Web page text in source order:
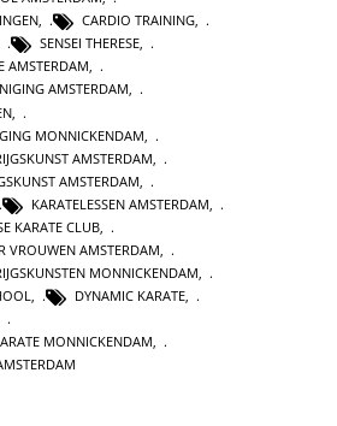
, CARDIO TRAINING,
SENSEI THERESE,
AMSTERDAM,
AMSTERDAM,
MONNICKENDAM
AMSTERDAM
AMSTERDAM
KARATELESSEN AMSTERDAM
KARATE CLUB
VROUWEN AMSTERDAM
MONNICKENDAM
, DYNAMIC KARATE,
MONNICKENDAM,